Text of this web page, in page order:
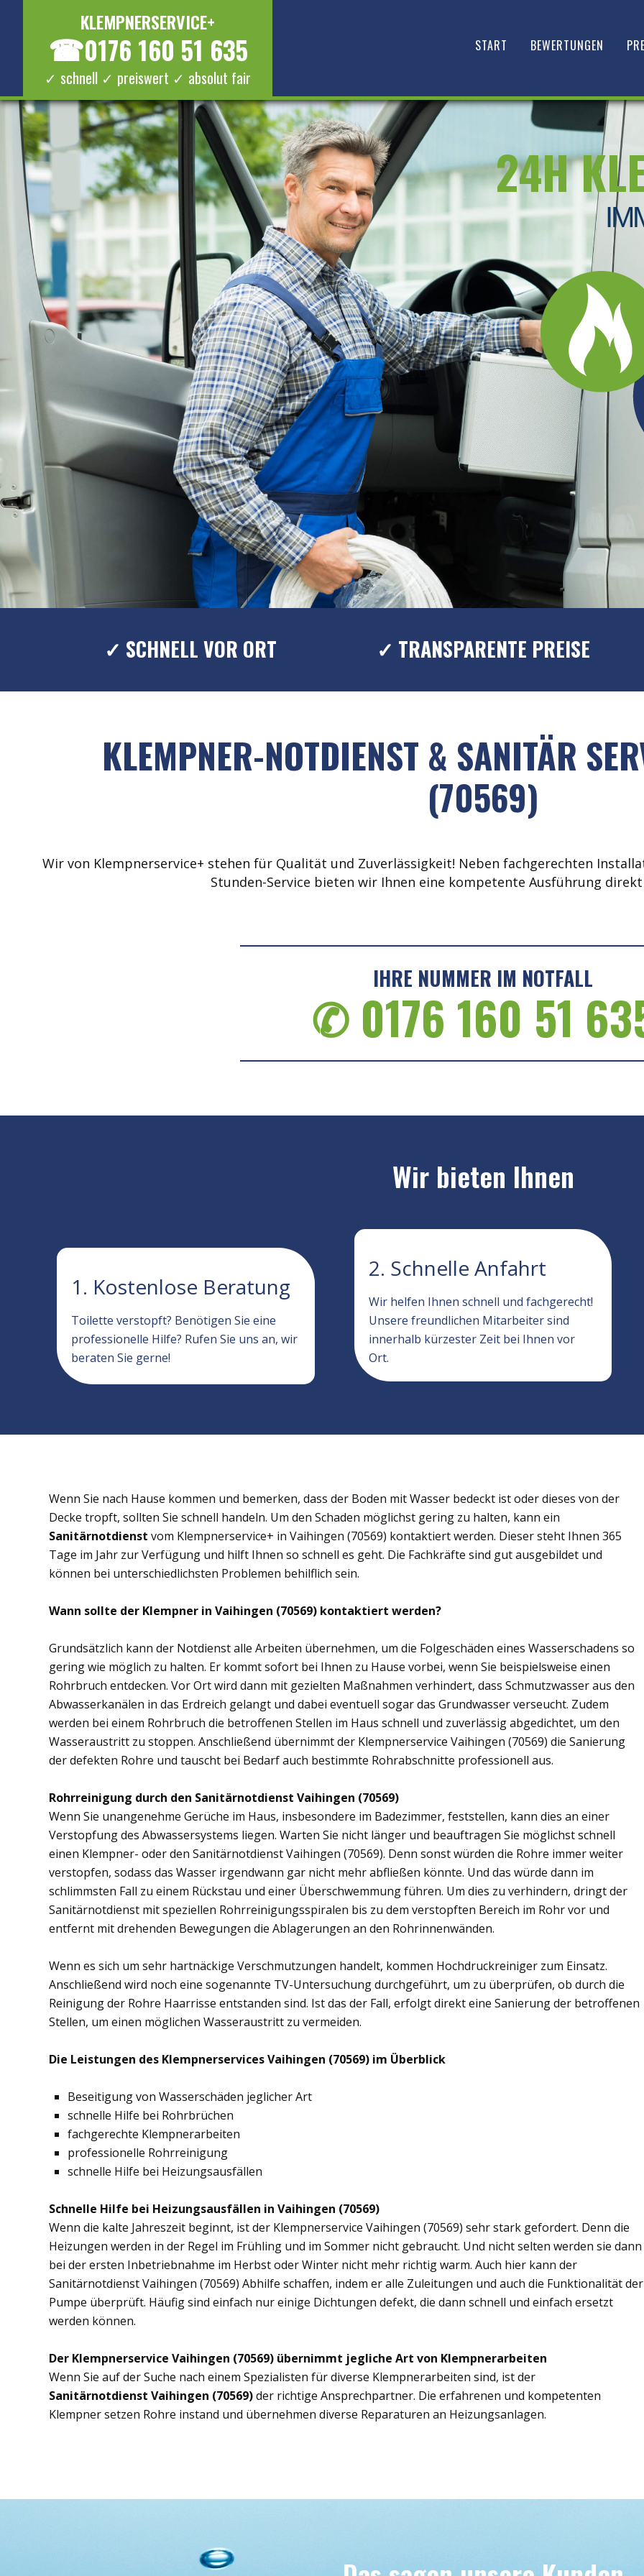
KLEMPNERSERVICE+
☎0176 160 51 635
✓ schnell ✓ preiswert ✓ absolut fair
START BEWERTUNGEN
24H
✓ SCHNELL VOR ORT ✓ TRANSPARENTE PREISE
KLEMPNER-NOTDIENST & SANITÄR
(70569)
Wir von Klempnerservice+ stehen für Qualität und Zuverlässigkeit! Neben fachgerechten
Stunden-Service bieten wir Ihnen eine kompetente Ausführung
IHRE NUMMER IM NOTFALL
✆ 0176 160 51
Wir bieten Ihnen
1. Kostenlose Beratung
Toilette verstopft? Benötigen Sie eine
professionelle Hilfe? Rufen Sie uns an, wir
beraten Sie gerne!
2. Schnelle Anfahrt
Wir helfen Ihnen schnell und fachgerecht!
Unsere freundlichen Mitarbeiter sind
innerhalb kürzester Zeit bei Ihnen vor
Ort.
Wenn Sie nach Hause kommen und bemerken, dass der Boden mit Wasser bedeckt ist oder dieses von der
Decke tropft, sollten Sie schnell handeln. Um den Schaden möglichst gering zu halten, kann ein
Sanitärnotdienst vom Klempnerservice+ in Vaihingen (70569) kontaktiert werden. Dieser steht Ihnen 365
Tage im Jahr zur Verfügung und hilft Ihnen so schnell es geht. Die Fachkräfte sind gut ausgebildet und
können bei unterschiedlichsten Problemen behilflich sein.
Wann sollte der Klempner in Vaihingen (70569) kontaktiert werden?
Grundsätzlich kann der Notdienst alle Arbeiten übernehmen, um die Folgeschäden eines Wasserschadens so
gering wie möglich zu halten. Er kommt sofort bei Ihnen zu Hause vorbei, wenn Sie beispielsweise einen
Rohrbruch entdecken. Vor Ort wird dann mit gezielten Maßnahmen verhindert, dass Schmutzwasser aus den
Abwasserkanälen in das Erdreich gelangt und dabei eventuell sogar das Grundwasser verseucht. Zudem
werden bei einem Rohrbruch die betroffenen Stellen im Haus schnell und zuverlässig abgedichtet, um den
Wasseraustritt zu stoppen. Anschließend übernimmt der Klempnerservice Vaihingen (70569) die Sanierung
der defekten Rohre und tauscht bei Bedarf auch bestimmte Rohrabschnitte professionell aus.
Rohrreinigung durch den Sanitärnotdienst Vaihingen (70569)
Wenn Sie unangenehme Gerüche im Haus, insbesondere im Badezimmer, feststellen, kann dies an einer
Verstopfung des Abwassersystems liegen. Warten Sie nicht länger und beauftragen Sie möglichst schnell
einen Klempner- oder den Sanitärnotdienst Vaihingen (70569). Denn sonst würden die Rohre immer weiter
verstopfen, sodass das Wasser irgendwann gar nicht mehr abfließen könnte. Und das würde dann im
schlimmsten Fall zu einem Rückstau und einer Überschwemmung führen. Um dies zu verhindern, dringt der
Sanitärnotdienst mit speziellen Rohrreinigungsspiralen bis zu dem verstopften Bereich im Rohr vor und
entfernt mit drehenden Bewegungen die Ablagerungen an den Rohrinnenwänden.
Wenn es sich um sehr hartnäckige Verschmutzungen handelt, kommen Hochdruckreiniger zum Einsatz.
Anschließend wird noch eine sogenannte TV-Untersuchung durchgeführt, um zu überprüfen, ob durch die
Reinigung der Rohre Haarrisse entstanden sind. Ist das der Fall, erfolgt direkt eine Sanierung der betroffenen
Stellen, um einen möglichen Wasseraustritt zu vermeiden.
Die Leistungen des Klempnerservices Vaihingen (70569) im Überblick
Beseitigung von Wasserschäden jeglicher Art
schnelle Hilfe bei Rohrbrüchen
fachgerechte Klempnerarbeiten
professionelle Rohrreinigung
schnelle Hilfe bei Heizungsausfällen
Schnelle Hilfe bei Heizungsausfällen in Vaihingen (70569)
Wenn die kalte Jahreszeit beginnt, ist der Klempnerservice Vaihingen (70569) sehr stark gefordert. Denn die
Heizungen werden in der Regel im Frühling und im Sommer nicht gebraucht. Und nicht selten werden sie dann
bei der ersten Inbetriebnahme im Herbst oder Winter nicht mehr richtig warm. Auch hier kann der
Sanitärnotdienst Vaihingen (70569) Abhilfe schaffen, indem er alle Zuleitungen und auch die Funktionalität der
Pumpe überprüft. Häufig sind einfach nur einige Dichtungen defekt, die dann schnell und einfach ersetzt
werden können.
Der Klempnerservice Vaihingen (70569) übernimmt jegliche Art von Klempnerarbeiten
Wenn Sie auf der Suche nach einem Spezialisten für diverse Klempnerarbeiten sind, ist der
Sanitärnotdienst Vaihingen (70569)der richtige Ansprechpartner. Die erfahrenen und kompetenten
Klempner setzen Rohre instand und übernehmen diverse Reparaturen an Heizungsanlagen.